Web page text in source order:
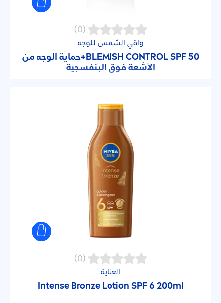
(0)
واقي الشمس للوجه
BLEMISH CONTROL SPF 50+حماية الوجه من
الأشعة فوق البنفسجية
(0)
العناية
Intense BronzeLotion SPF 6 200ml